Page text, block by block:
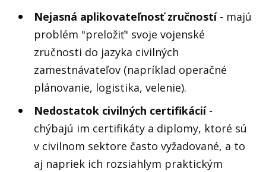
Nejasná aplikovateľnosť zručností- majú
problém "preložiť" svoje vojenské
zručnosti do jazyka civilných
zamestnávateľov (napríklad operačné
plánovanie, logistika, velenie).
Nedostatok civilných certifikácií-
chýbajú im certifikáty a diplomy, ktoré sú
v civilnom sektore často vyžadované, a to
aj napriek ich rozsiahlym praktickým